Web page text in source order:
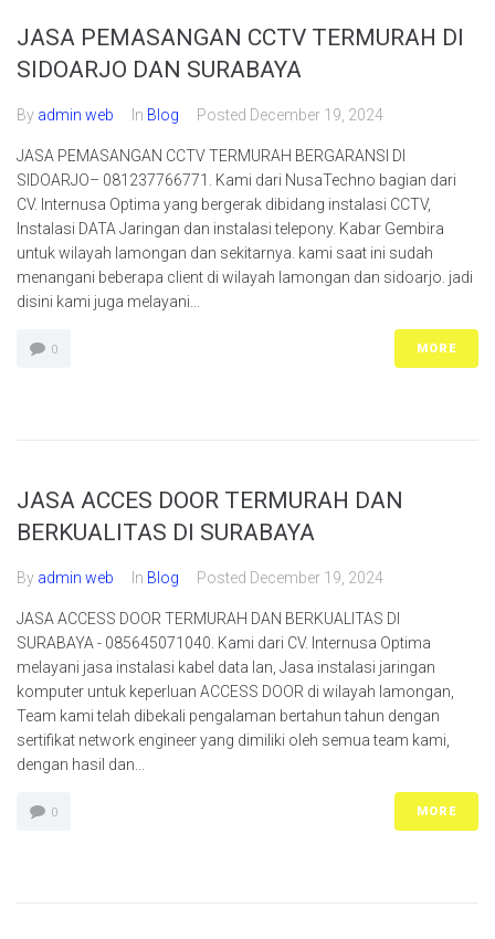
JASA PEMASANGAN CCTV TERMURAH DI
SIDOARJO DAN SURABAYA
By admin web In Blog Posted December 19, 2024
JASA PEMASANGAN CCTV TERMURAH BERGARANSI DI
SIDOARJO– 081237766771. Kami dari NusaTechno bagian dari
CV. Internusa Optima yang bergerak dibidang instalasi CCTV,
Instalasi DATA Jaringan dan instalasi telepony. Kabar Gembira
untuk wilayah lamongan dan sekitarnya. kami saat ini sudah
menangani beberapa client di wilayah lamongan dan sidoarjo. jadi
disini kami juga melayani...
0 MORE
JASA ACCES DOOR TERMURAH DAN
BERKUALITAS DI SURABAYA
By admin web In Blog Posted December 19, 2024
JASA ACCESS DOOR TERMURAH DAN BERKUALITAS DI
SURABAYA - 085645071040. Kami dari CV. Internusa Optima
melayani jasa instalasi kabel data lan, Jasa instalasi jaringan
komputer untuk keperluan ACCESS DOOR di wilayah lamongan,
Team kami telah dibekali pengalaman bertahun tahun dengan
sertifikat network engineer yang dimiliki oleh semua team kami,
dengan hasil dan...
0 MORE